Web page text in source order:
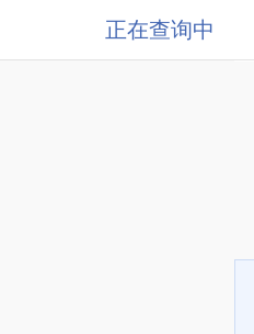
正在查询中